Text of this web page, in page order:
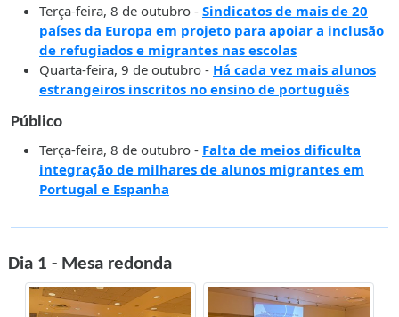
Terça-feira, 8 de outubro - Sindicatos de mais de 20
países da Europa em projeto para apoiar a inclusão
de refugiados e migrantes nas escolas
Quarta-feira, 9 de outubro - Há cada vez mais alunos
estrangeiros inscritos no ensino de português
Público
Terça-feira, 8 de outubro - Falta de meios dificulta
integração de milhares de alunos migrantes em
Portugal e Espanha
Dia 1 - Mesa redonda